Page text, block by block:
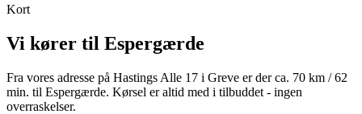
Kort
Vi kører til Espergærde
Fra vores adresse på Hastings Alle 17 i Greve er der ca. 70 km /62
min. til Espergærde. Kørsel er altid med i tilbuddet - ingen
overraskelser.